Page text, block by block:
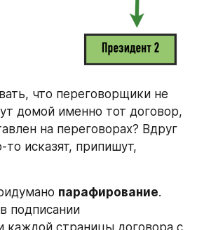
что переговорщики не
домой именно тот договор,
на переговорах? Вдруг
то исказят, припишут,
парафирование.
подписании